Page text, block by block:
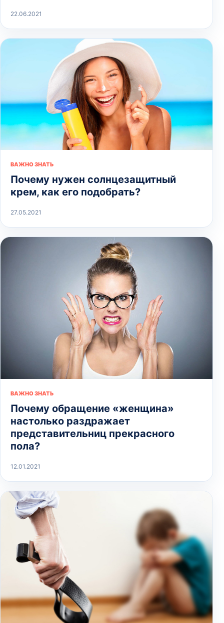
22.06.2021
ВАЖНО ЗНАТЬ
Почему нужен солнцезащитный
крем, как его подобрать?
27.05.2021
ВАЖНО ЗНАТЬ
Почему обращение «женщина»
настолько раздражает
представительниц прекрасного
пола?
12.01.2021